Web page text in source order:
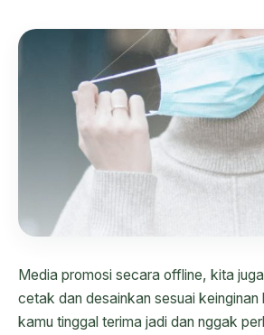
Media promosi secara offline, kita
cetak dan desainkan sesuai keinginan
kamu tinggal terima jadi dan nggak